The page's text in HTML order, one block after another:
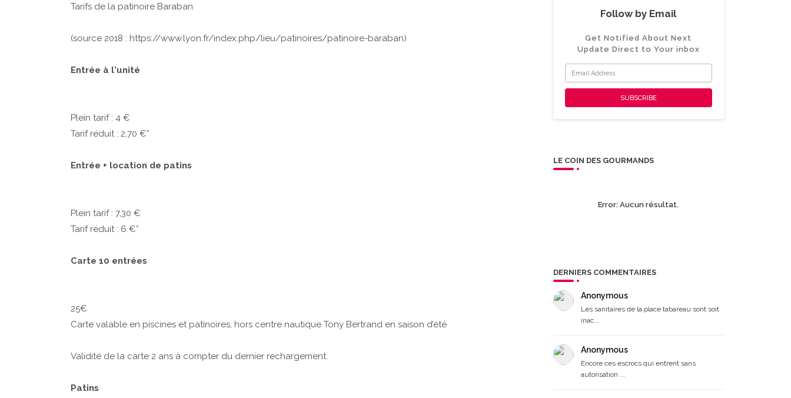
Tarifs de la patinoire Baraban
(source 2018 : https://www.lyon.fr/index.php/lieu/patinoires/patinoire-baraban)
Entrée à l'unité
Plein tarif : 4 €
Tarif réduit : 2,70 €*
Entrée + location de patins
Plein tarif : 7,30 €
Tarif réduit : 6 €*
Carte 10 entrées
25€
Carte valable en piscines et patinoires, hors centre nautique Tony Bertrand en saison d’été
Validité de la carte 2 ans à compter du dernier rechargement.
Patins
Follow by Email
Get Notified About Next
Update Direct to Your inbox
LE COIN DES GOURMANDS
Error: Aucun résultat.
DERNIERS COMMENTAIRES
Anonymous
Les sanitaires de la place tabareau sont soit
inac...
Anonymous
Encore ces escrocs qui entrent sans
autorisation ...